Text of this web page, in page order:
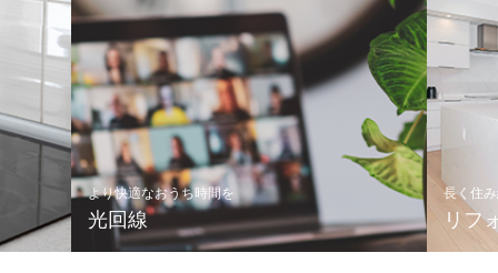
より快適なおうち時間を
光回線
長く住
リフ